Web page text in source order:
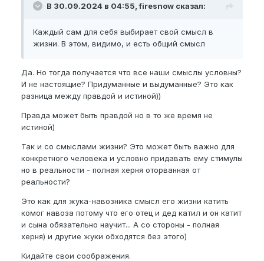
В 30.09.2024 в 04:55, firesnow сказал:
Каждый сам для себя выбирает свой смысл в
жизни. В этом, видимо, и есть общий смысл
Да. Но тогда получается что все наши смыслы условны?
И не настоящие? Придуманные и выдуманные? Это как
разница между правдой и истиной))
Правда может быть правдой но в то же время не
истиной)
Так и со смыслами жизни? Это может быть важно для
конкретного человека и условно придавать ему стимулы
но в реальности - полная херня оторванная от
реальности?
Это как для жука-навозника смысл его жизни катить
комог навоза потому что его отец и дед катил и он катит
и сына обязательно научит... А со стороны - полная
херня) и другие жуки обходятся без этого)
Кидайте свои соображения.